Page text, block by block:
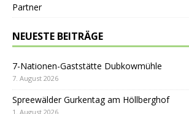
Partner
NEUESTE BEITRÄGE
7-Nationen-Gaststätte Dubkowmühle
7. August 2026
Spreewälder Gurkentag am Höllberghof
1. August 2026